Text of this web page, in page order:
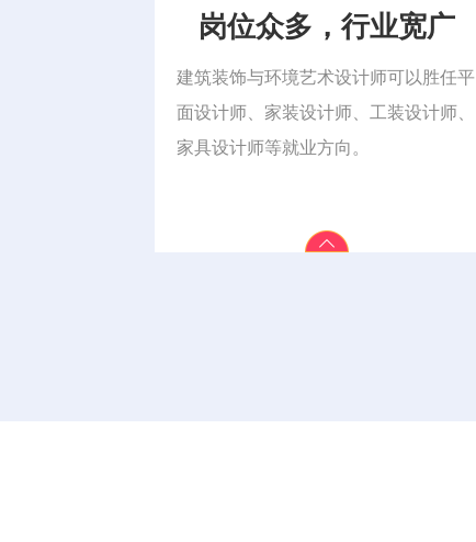
岗位众多，行业宽广
建筑装饰与环境艺术设计师可以胜任平
面设计师、家装设计师、工装设计师、
家具设计师等就业方向。